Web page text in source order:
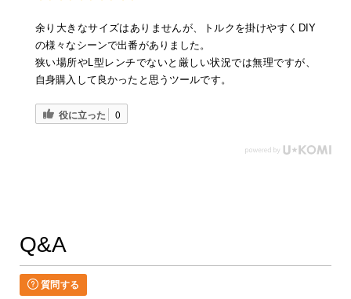
余り大きなサイズはありませんが、トルクを掛けやすくDIY
の様々なシーンで出番がありました。
狭い場所やL型レンチでないと厳しい状況では無理ですが、
自身購入して良かったと思うツールです。
役に立った 0
Q&A
質問する